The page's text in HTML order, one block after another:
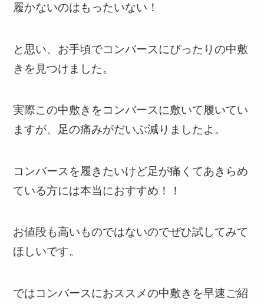
履かないのはもったいない！
と思い、お手頃でコンバースにぴったりの中敷
きを見つけました。
実際この中敷きをコンバースに敷いて履いてい
ますが、足の痛みがだいぶ減りましたよ。
コンバースを履きたいけど足が痛くてあきらめ
ている方には本当におすすめ！！
お値段も高いものではないのでぜひ試してみて
ほしいです。
ではコンバースにおススメの中敷きを早速ご紹